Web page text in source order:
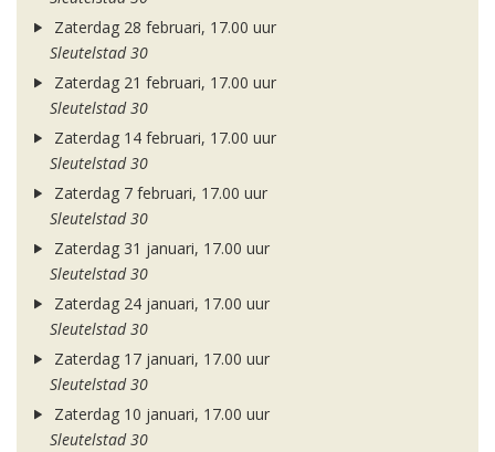
Zaterdag 28 februari, 17.00 uur
Sleutelstad 30
Zaterdag 21 februari, 17.00 uur
Sleutelstad 30
Zaterdag 14 februari, 17.00 uur
Sleutelstad 30
Zaterdag 7 februari, 17.00 uur
Sleutelstad 30
Zaterdag 31 januari, 17.00 uur
Sleutelstad 30
Zaterdag 24 januari, 17.00 uur
Sleutelstad 30
Zaterdag 17 januari, 17.00 uur
Sleutelstad 30
Zaterdag 10 januari, 17.00 uur
Sleutelstad 30